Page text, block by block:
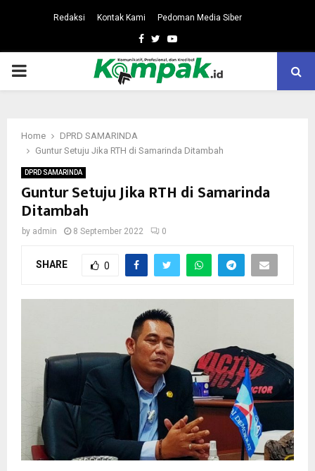
Redaksi Kontak Kami Pedoman Media Siber
Facebook
TwitterYoutube
PRIMARY
Home
DPRD SAMARINDA
Guntur Setuju Jika RTH di Samarinda Ditambah
DPRD SAMARINDA
Guntur Setuju Jika RTH di Samarinda
Ditambah
by admin 8 September 2022 0
SHARE 0